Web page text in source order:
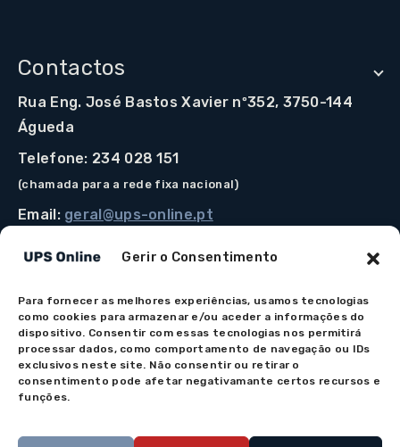
Gerir o Consentimento
Para fornecer as melhores experiências, usamos tecnologias
como cookies para armazenar e/ou aceder a informações do
dispositivo. Consentir com essas tecnologias nos permitirá
processar dados, como comportamento de navegação ou IDs
exclusivos neste site. Não consentir ou retirar o
consentimento pode afetar negativamante certos recursos e
funções.
Contactos
Rua Eng. José Bastos Xavier nº352, 3750-144
Águeda
Telefone: 234 028 151
(chamada para a rede fixa nacional)
Email: geral@ups-online.pt
Os preços indicados incluem IVA à taxa legal em vigor.
Todos os artigos apresentados no site encontram-se
sujeitos à disponibilidade de stock após confirmação da
encomenda. As imagens são meramente ilustrativas. Em
caso de dúvida na apresentação do produto por favor